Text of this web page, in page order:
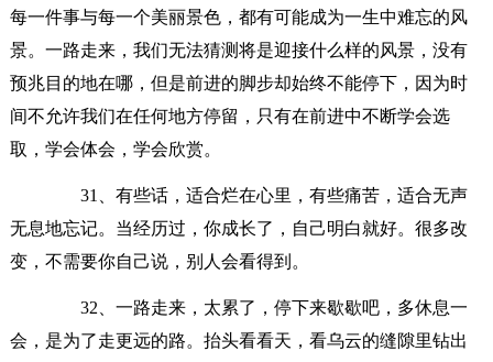
每一件事与每一个美丽景色，都有可能成为一生中难忘的风
景。一路走来，我们无法猜测将是迎接什么样的风景，没有
预兆目的地在哪，但是前进的脚步却始终不能停下，因为时
间不允许我们在任何地方停留，只有在前进中不断学会选
取，学会体会，学会欣赏。
31、有些话，适合烂在心里，有些痛苦，适合无声
无息地忘记。当经历过，你成长了，自己明白就好。很多改
变，不需要你自己说，别人会看得到。
32、一路走来，太累了，停下来歇歇吧，多休息一
会，是为了走更远的路。抬头看看天，看乌云的缝隙里钻出